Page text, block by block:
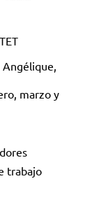
Angélique,
marzo y
trabajo